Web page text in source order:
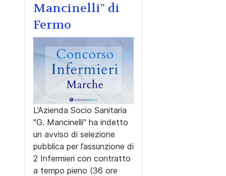
Mancinelli" di
Fermo
L’Azienda Socio Sanitaria
"G. Mancinelli" ha indetto
un avviso di selezione
pubblica per l’assunzione di
2 Infermieri con contratto
a tempo pieno (36 ore